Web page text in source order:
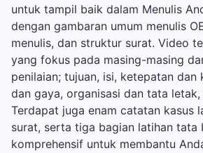
untuk tampil baik dalam Menulis
dengan gambaran umum menulis
menulis, dan struktur surat. Video
yang fokus pada masing-masing
penilaian; tujuan, isi, ketepatan dan
dan gaya, organisasi dan tata letak,
Terdapat juga enam catatan kasus
surat, serta tiga bagian latihan tata
komprehensif untuk membantu